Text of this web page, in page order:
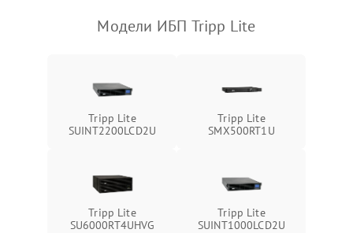
Неисправность системы
Неисправность системы
мониторинга
Подробнее →
Модели ИБП Tripp Lite
Tripp Lite
SUINT2200LCD2U
Tripp Lite
SMX500RT1U
Tripp Lite
SU6000RT4UHVG
Tripp Lite
SUINT1000LCD2U